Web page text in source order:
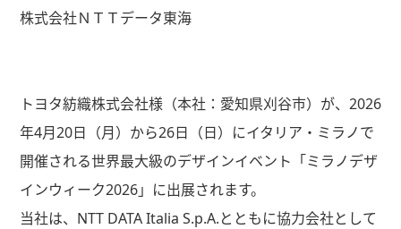
株式会社ＮＴＴデータ東海
トヨタ紡織株式会社様（本社：愛知県刈谷市）が、2026
年4月20日（月）から26日（日）にイタリア・ミラノで
開催される世界最大級のデザインイベント「ミラノデザ
インウィーク2026」に出展されます。
当社は、NTT DATA Italia S.p.A.とともに協力会社として